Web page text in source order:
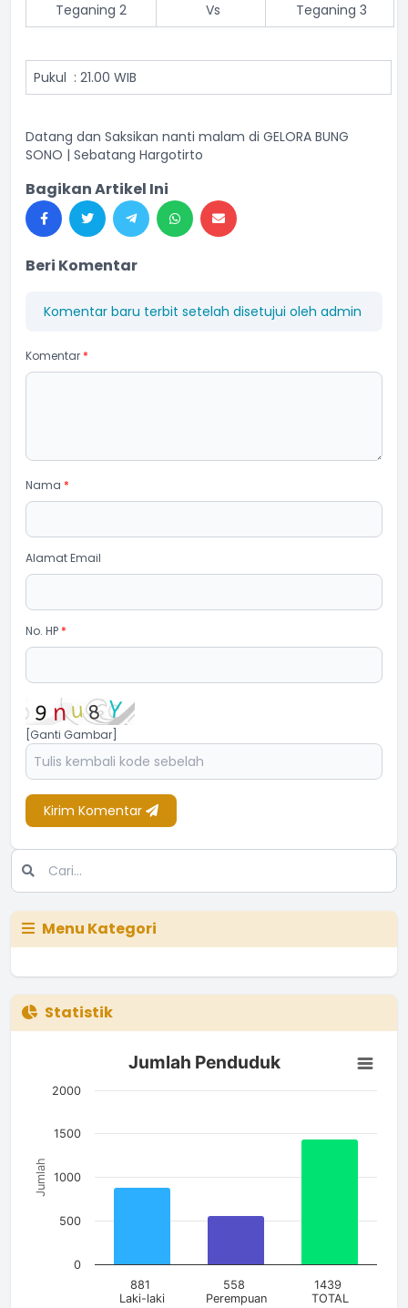
Teganing 2 Vs Teganing 3
Pukul : 21.00 WIB
Datang dan Saksikan nanti malam di GELORA BUNG
SONO | Sebatang Hargotirto
Bagikan Artikel Ini
Beri Komentar
Komentar baru terbit setelah disetujui oleh admin
Komentar *
Nama *
Alamat Email
No. HP *
[Ganti Gambar]
Kirim Komentar
Menu Kategori
Statistik
Jumlah Penduduk
Bar chart with 3 bars.
The chart has 1 X axis displaying categories.
Jumlah
Jumlah Penduduk
881
Laki-laki
558
Perempuan
1439
TOTAL
0
500
1000
1500
2000